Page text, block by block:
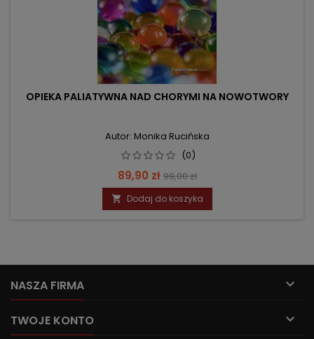
OPIEKA PALIATYWNA NAD CHORYMI NA NOWOTWORY
Autor: Monika Rucińska
(0)
Cena
89,90 zł Cena
podstawowa
99,00 zł
 Dodaj do koszyka
NASZA FIRMA 
TWOJE KONTO 